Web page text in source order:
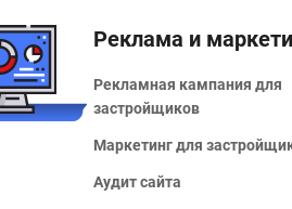
Реклама и
Рекламная кампания для
застройщиков
Маркетинг для
Аудит сайта